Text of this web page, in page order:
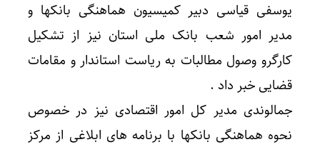
یوسفی قیاسی دبیر کمیسیون هماهنگی بانکها و
مدیر امور شعب بانک ملی استان نیز از تشکیل
کارگرو وصول مطالبات به ریاست استاندار و مقامات
قضایی خبر داد .
جمالوندی مدیر کل امور اقتصادی نیز در خصوص
نحوه هماهنگی بانکها با برنامه های ابلاغی از مرکز